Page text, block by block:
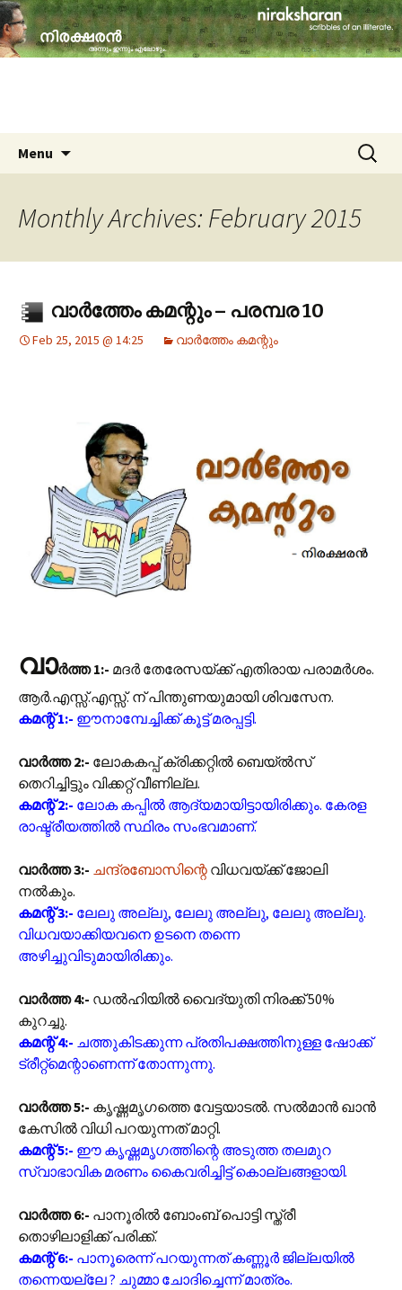
niraksharan (നിരക്ഷരൻ)
travelogues, book reviews, social issues,
cinema, memories & lot more…
Menu
Search
for:
Monthly Archives: February 2015
വാർത്തേം കമന്റും – പരമ്പര 10
Feb 25, 2015 @ 14:25 വാർത്തേം കമന്റും
വാർത്ത 1:- മദർ തേരേസയ്ക്ക് എതിരായ പരാമർശം.
ആർ.എസ്സ്.എസ്സ്. ന് പിന്തുണയുമായി ശിവസേന.
കമന്റ് 1:- ഈനാമ്പേച്ചിക്ക് കൂട്ട് മരപ്പട്ടി.
വാർത്ത 2:- ലോകകപ്പ് ക്രിക്കറ്റിൽ ബെയ്‌ൽ‌സ്
തെറിച്ചിട്ടും വിക്കറ്റ് വീണില്ല.
കമന്റ് 2:- ലോക കപ്പിൽ ആദ്യമായിട്ടായിരിക്കും. കേരള
രാഷ്ട്രീയത്തിൽ സ്ഥിരം സംഭവമാണ്.
വാർത്ത 3:- ചന്ദ്രബോസിന്റെ വിധവയ്ക്ക് ജോലി
നൽകും.
കമന്റ് 3:- ലേലു അല്ലു, ലേലു അല്ലു, ലേലു അല്ലു.
വിധവയാക്കിയവനെ ഉടനെ തന്നെ
അഴിച്ചുവിടുമായിരിക്കും.
വാർത്ത 4:- ഡൽഹിയിൽ വൈദ്യുതി നിരക്ക് 50%
കുറച്ചു.
കമന്റ് 4:- ചത്തുകിടക്കുന്ന പ്രതിപക്ഷത്തിനുള്ള ഷോക്ക്
ട്രീറ്റ്‌മെന്റാണെന്ന് തോന്നുന്നു.
വാർത്ത 5:- കൃഷ്ണമൃഗത്തെ വേട്ടയാടൽ. സൽമാൻ ഖാൻ
കേസിൽ വിധി പറയുന്നത് മാറ്റി.
കമന്റ് 5:- ഈ കൃഷ്ണമൃഗത്തിന്റെ അടുത്ത തലമുറ
സ്വാഭാവിക മരണം കൈവരിച്ചിട്ട് കൊല്ലങ്ങളായി.
വാർത്ത 6:- പാനൂരിൽ ബോംബ് പൊട്ടി സ്ത്രീ
തൊഴിലാളിക്ക് പരിക്ക്.
കമന്റ് 6:- പാനൂരെന്ന് പറയുന്നത് കണ്ണൂർ ജില്ലയിൽ
തന്നെയല്ലേ ? ചുമ്മാ ചോദിച്ചെന്ന് മാത്രം.